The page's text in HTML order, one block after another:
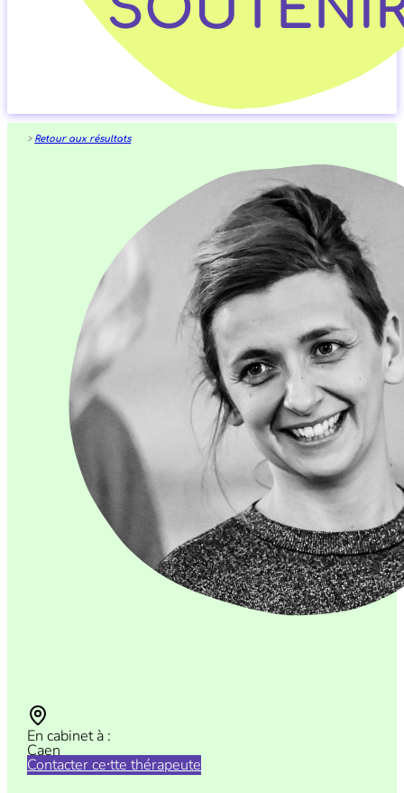
> Retour aux résultats
En cabinet à :
Caen
Contacter ce⸱tte thérapeute